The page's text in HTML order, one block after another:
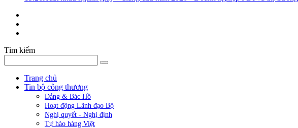
Tìm kiếm
Trang chủ
Tin bộ công thương
Đảng & Bác Hồ
Hoạt động Lãnh đạo Bộ
Nghị quyết - Nghị định
Tự hào hàng Việt